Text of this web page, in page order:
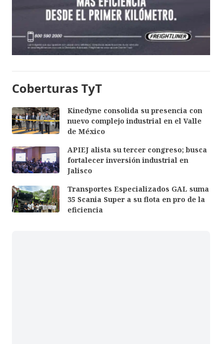
Coberturas TyT
Kinedyne consolida su presencia con
nuevo complejo industrial en el Valle
de México
APIEJ alista su tercer congreso; busca
fortalecer inversión industrial en
Jalisco
Transportes Especializados GAL suma
35 Scania Super a su flota en pro de la
eficiencia